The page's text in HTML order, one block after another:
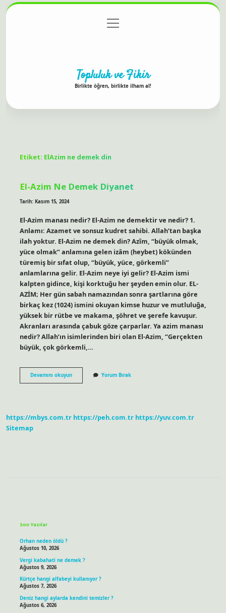
Gizlilik Politikası
menüyü
aç
Topluluk ve Fikir
Birlikte öğren, birlikte ilham al!
Etiket: ElAzim ne demek din
El-Azim Ne Demek Diyanet
Tarih: Kasım 15, 2024
El-Azim manası nedir? El-Azim ne demektir ve nedir? 1.
Anlamı: Azamet ve sonsuz kudret sahibi. Allah’tan başka
ilah yoktur. El-Azim ne demek din? Azîm, “büyük olmak,
yüce olmak” anlamına gelen izâm (heybet) kökünden
türemiş bir sıfat olup, “büyük, yüce, görkemli”
anlamlarına gelir. El-Azim neye iyi gelir? El-Azim ismi
kalpten gidince, kişi korktuğu her şeyden emin olur. EL-
AZİM; Her gün sabah namazından sonra şartlarına göre
birkaç kez (1024) ismini okuyan kimse huzur ve mutluluğa,
yüksek bir rütbe ve makama, şöhret ve şerefe kavuşur.
Akranları arasında çabuk göze çarparlar. Ya azim manası
nedir? Allah’ın isimlerinden biri olan El-Azim, “Gerçekten
büyük, çok görkemli,…
Devamını okuyunEl-
Azim
Yorum Bırak
https://mbys.com.tr https://peh.com.tr https://yuv.com.tr
Sitemap
Son Yazılar
Orhan neden öldü ?
Ağustos 10, 2026
Vergi kabahati ne demek ?
Ağustos 9, 2026
Kürtçe hangi alfabeyi kullanıyor ?
Ağustos 7, 2026
Deniz hangi aylarda kendini temizler ?
Ağustos 6, 2026